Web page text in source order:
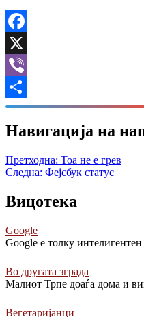
Facebook
X
Viber
Share
Навигација на
Претходна: Тоа не е грев
Следна: Фејсбук статус
Вицотека
Google
Google е толку
Во другата зграда
Малиот Трпе доаѓа дома и
Вегетаријанци